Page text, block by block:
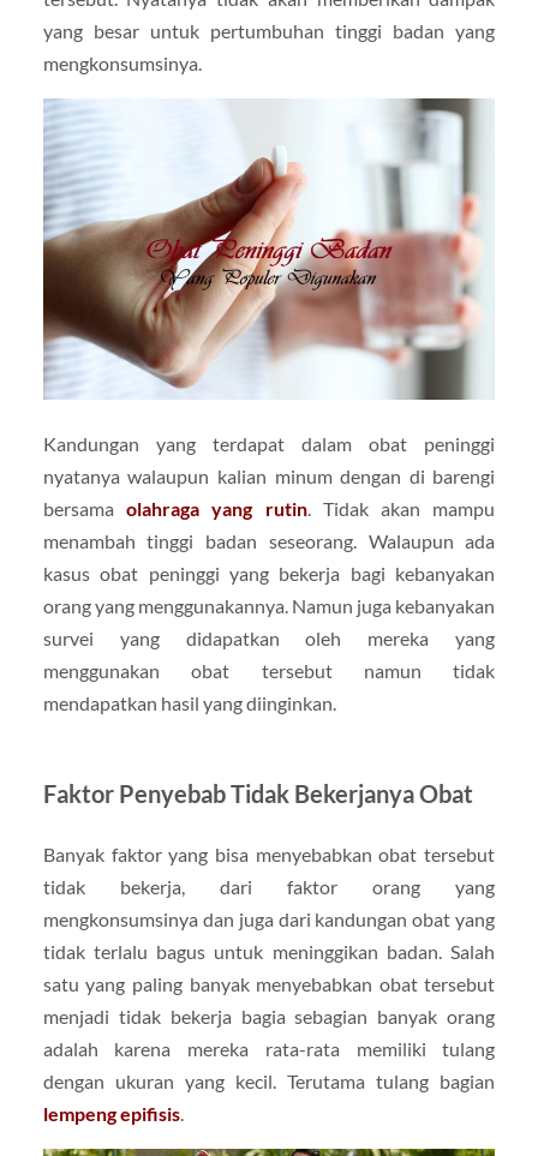
yang besar untuk pertumbuhan tinggi badan yang
mengkonsumsinya.
Kandungan yang terdapat dalam obat peninggi
nyatanya walaupun kalian minum dengan di barengi
bersamaolahraga yang rutin. Tidak akan mampu
menambah tinggi badan seseorang. Walaupun ada
kasus obat peninggi yang bekerja bagi kebanyakan
orang yang menggunakannya. Namun juga kebanyakan
survei yang didapatkan oleh mereka yang
menggunakan obat tersebut namun tidak
mendapatkan hasil yang diinginkan.
Faktor Penyebab Tidak Bekerjanya Obat
Banyak faktor yang bisa menyebabkan obat tersebut
tidak bekerja, dari faktor orang yang
mengkonsumsinya dan juga dari kandungan obat yang
tidak terlalu bagus untuk meninggikan badan. Salah
satu yang paling banyak menyebabkan obat tersebut
menjadi tidak bekerja bagia sebagian banyak orang
adalah karena mereka rata-rata memiliki tulang
dengan ukuran yang kecil. Terutama tulang bagian
lempeng epifisis.